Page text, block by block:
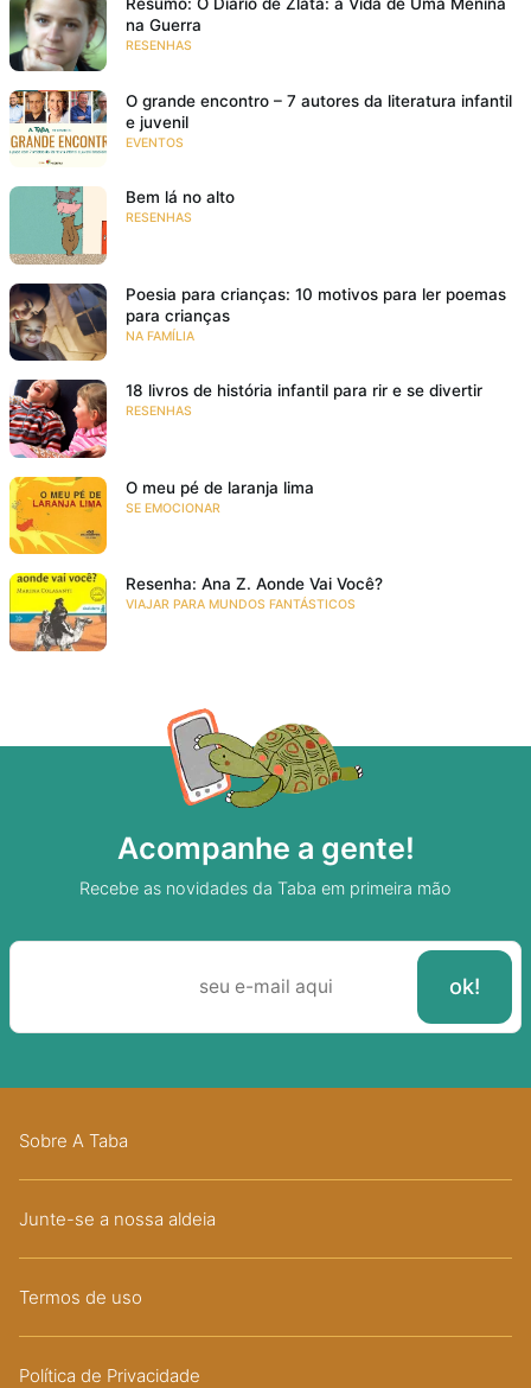
Resumo: O Diário de Zlata: a Vida de Uma Menina
na Guerra
RESENHAS
O grande encontro – 7 autores da literatura infantil
e juvenil
EVENTOS
Bem lá no alto
RESENHAS
Poesia para crianças: 10 motivos para ler poemas
para crianças
NA FAMÍLIA
18 livros de história infantil para rir e se divertir
RESENHAS
O meu pé de laranja lima
SE EMOCIONAR
Resenha: Ana Z. Aonde Vai Você?
VIAJAR PARA MUNDOS FANTÁSTICOS
Acompanhe a gente!
Recebe as novidades da Taba em primeira mão
Sobre A Taba
Junte-se a nossa aldeia
Termos de uso
Política de Privacidade